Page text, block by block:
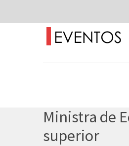
Ministra de
superior